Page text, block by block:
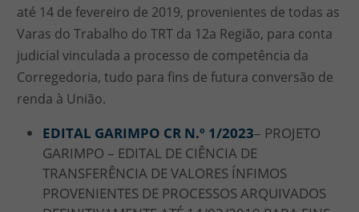
até 14 de fevereiro de 2019, provenientes de todas as
Varas do Trabalho do TRT da 12a Região, para conta
judicial vinculada a processo de competência da
Corregedoria, tudo para fins de futura conversão de
renda à União.
EDITAL GARIMPO CR N.º 1/2023– PROJETO
GARIMPO – EDITAL DE CIÊNCIA DE
TRANSFERÊNCIA DE VALORES ÍNFIMOS
PROVENIENTES DE PROCESSOS ARQUIVADOS